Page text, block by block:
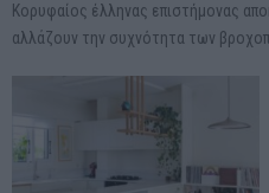
Κορυφαίος έλληνας επιστήμονας
αλλάζουν την συχνότητα των